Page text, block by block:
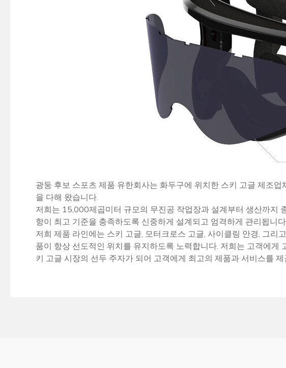
광둥 후보 스포츠 제품 유한회사는 화두구에 위치한 스키 고글 제조
을 다해 왔습니다.
저희는 15,000제곱미터 규모의 무진공 작업장과 설계부터 생산까지
항이 최고 기준을 충족하도록 신중하게 설계되고 엄격하게 관리됩니
저희 제품 라인에는 스키 고글, 모터크로스 고글, 사이클링 안경, 그
품이 항상 선도적인 위치를 유지하도록 노력합니다. 저희는 고객에
키 고글 시장의 선두 주자가 되어 고객에게 최고의 제품과 서비스를